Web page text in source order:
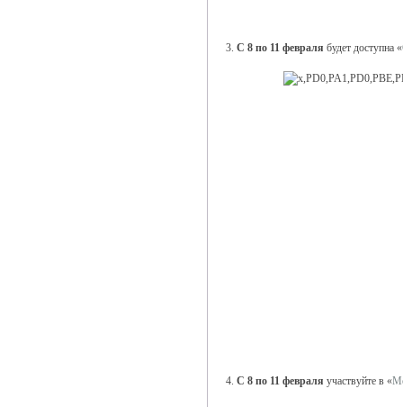
3. С 8 по 11 февраля будет доступна «
4. С 8 по 11 февраля участвуйте в «